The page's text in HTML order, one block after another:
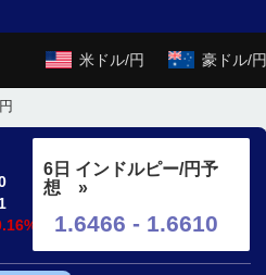
米ドル/円 豪ドル/円
6日 インドルピー/円予
想 »
1.6466 - 1.6610